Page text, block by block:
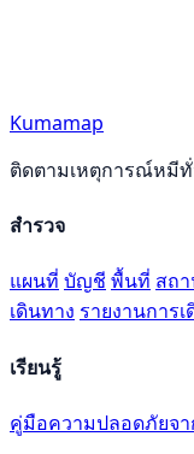
Kumamap
ติดตามเหตุการณ์หมี
สำรวจ
แผนที่ บัญชี พื้นที่ สถ
เดินทาง รายงานการ
เรียนรู้
คู่มือความปลอดภัยจ